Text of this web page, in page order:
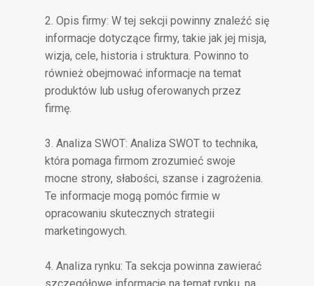
2. Opis firmy: W tej sekcji powinny znaleźć się
informacje dotyczące firmy, takie jak jej misja,
wizja, cele, historia i struktura. Powinno to
również obejmować informacje na temat
produktów lub usług oferowanych przez
firmę.
3. Analiza SWOT: Analiza SWOT to technika,
która pomaga firmom zrozumieć swoje
mocne strony, słabości, szanse i zagrożenia.
Te informacje mogą pomóc firmie w
opracowaniu skutecznych strategii
marketingowych.
4. Analiza rynku: Ta sekcja powinna zawierać